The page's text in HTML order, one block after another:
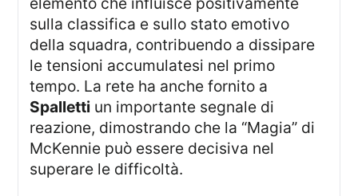
sulla classifica e sullo stato emotivo
della squadra, contribuendo a dissipare
le tensioni accumulatesi nel primo
tempo. La rete ha anche fornito a
Spalletti un importante segnale di
reazione, dimostrando che la “Magia” di
McKennie può essere decisiva nel
superare le difficoltà.